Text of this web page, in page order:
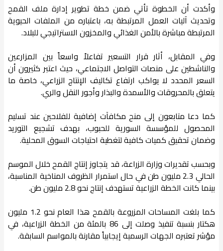
وأكدت أن الخطوة تأتي ضمن خطة تطوير إدارة ملف القمح
وتحديث آليات العمل المرتبطة به، باعتباره من الملفات الحيوية
المرتبطة مباشرة بالأمن الغذائي والمخزون الاستراتيجي للبلاد.
وفي المقابل، أثار قرار التسعير تفاعلاً واسعاً بين المزارعين
والناشطين على منصات التواصل الاجتماعي، حيث اعتبر كثيرون أن
السعر المحدد لا يواكب ارتفاع تكاليف الإنتاج الزراعي، خاصة ما
يتعلق بالمحروقات والأسمدة والبذار وأجور النقل والري.
كما دعا متابعون إلى منح مكافآت إضافية للفلاحين عند تسليم
المحصول للمؤسسة السورية للحبوب، بهدف تشجيع التوريد
وضمان تحقيق كميات كافية لتغطية احتياجات السوق المحلية.
وبحسب تقديرات وزارة الزراعة، قد يتجاوز إنتاج القمح خلال الموسم
الحالي 2.3 مليون طن في حال استمرار الظروف المناخية المناسبة،
بينما كانت الخطة الزراعية تستهدف إنتاج نحو 2.8 مليون طن.
كما بلغت المساحات المزروعة بالقمح هذا العام نحو 1.2 مليون
هكتار بنسبة تنفيذ وصلت إلى 86 بالمئة من الخطة الزراعية، في
مؤشر تعتبره الجهات الرسمية إيجابياً مقارنة بالمواسم السابقة.